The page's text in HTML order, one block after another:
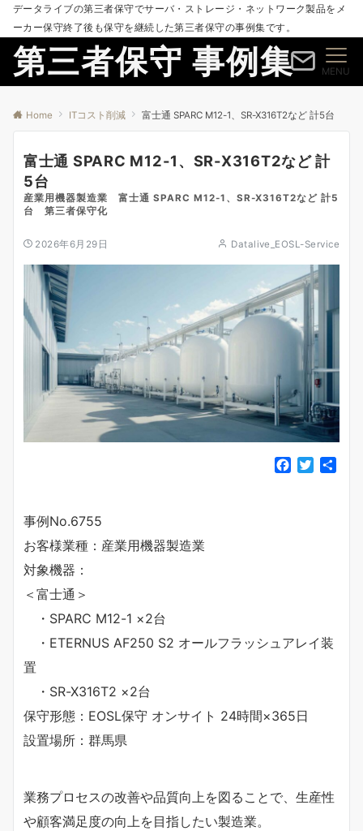
データライブの第三者保守でサーバ・ストレージ・ネットワーク製品をメ
ーカー保守終了後も保守を継続した第三者保守の事例集です。
第三者保守 事例集 MENU
Home ITコスト削減 富士通 SPARC M12-1、SR-X316T2など 計5台
富士通 SPARC M12-1、SR-X316T2など 計
5台
産業用機器製造業 富士通 SPARC M12-1、SR-X316T2など 計5
台 第三者保守化
2026年6月29日 Datalive_EOSL-Service
事例No.6755
お客様業種：産業用機器製造業
対象機器：
＜富士通＞
・SPARC M12-1 ×2台
・ETERNUS AF250 S2 オールフラッシュアレイ装
置
・SR-X316T2 ×2台
保守形態：EOSL保守 オンサイト 24時間×365日
設置場所：群馬県
業務プロセスの改善や品質向上を図ることで、生産性
や顧客満足度の向上を目指したい製造業。